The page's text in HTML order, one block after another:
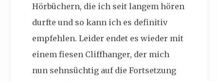
Hörbüchern, die ich seit langem hören
durfte und so kann ich es definitiv
empfehlen. Leider endet es wieder mit
einem fiesen Cliffhanger, der mich
nun sehnsüchtig auf die Fortsetzung